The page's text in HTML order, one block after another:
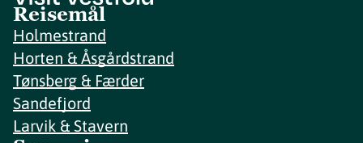
Reisemål
Holmestrand
Horten & Åsgårdstrand
Tønsberg & Færder
Sandefjord
Larvik & Stavern